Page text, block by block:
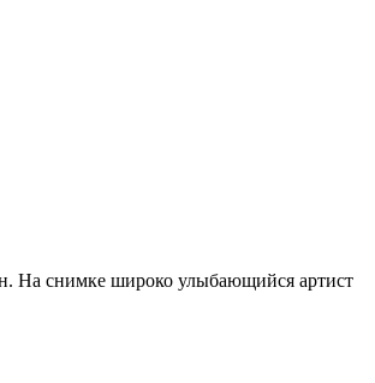
На снимке широко улыбающийся артист